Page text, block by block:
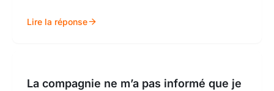
Lire la réponse
La compagnie ne m’a pas informé que je